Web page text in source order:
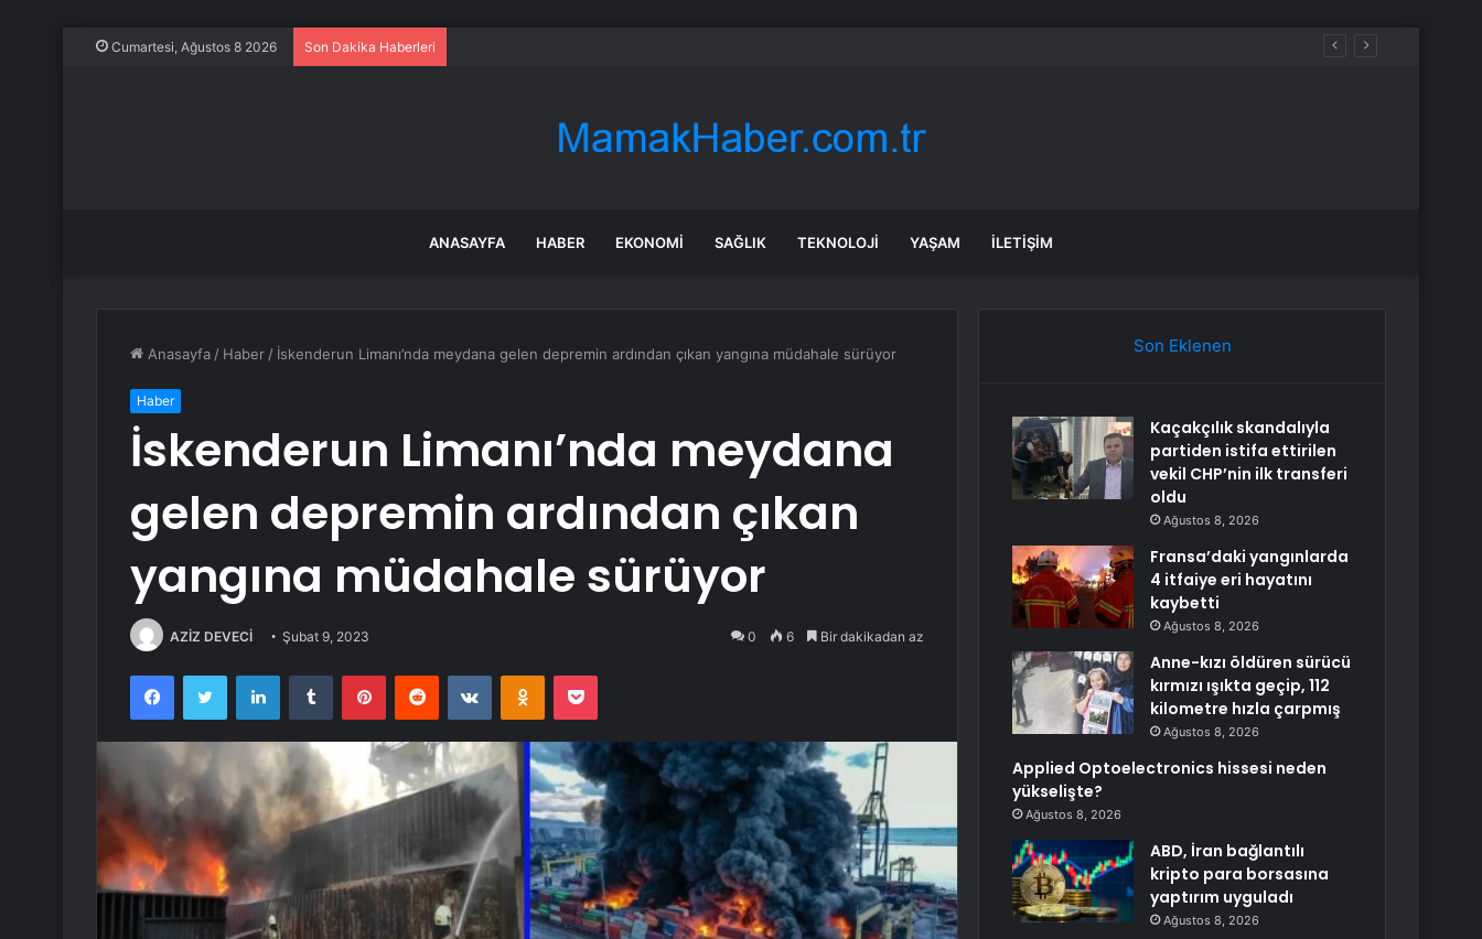
Cumartesi, Ağustos 8 2026 Son Dakika Haberleri
ANASAYFA HABER EKONOMI SAĞLIK TEKNOLOJI YAŞAM İLETIŞIM
Anasayfa / Haber / İskenderun Limanı’nda meydana gelen depremin ardından çıkan yangına müdahale sürüyor
Haber
İskenderun Limanı’nda meydana
gelen depremin ardından çıkan
yangına müdahale sürüyor
AZİZ DEVECİ Şubat 9, 2023 0 6 Bir dakikadan az
FacebookTwitter LinkedInTumblr PinterestReddit VKontakteOdnoklassniki
Pocket
Son Eklenen
Kaçakçılık skandalıyla
partiden istifa ettirilen
vekil CHP’nin ilk transferi
oldu
Ağustos 8, 2026
Fransa’daki yangınlarda
4 itfaiye eri hayatını
kaybetti
Ağustos 8, 2026
Anne-kızı öldüren sürücü
kırmızı ışıkta geçip, 112
kilometre hızla çarpmış
Ağustos 8, 2026
Applied Optoelectronics hissesi neden
yükselişte?
Ağustos 8, 2026
ABD, İran bağlantılı
kripto para borsasına
yaptırım uyguladı
Ağustos 8, 2026